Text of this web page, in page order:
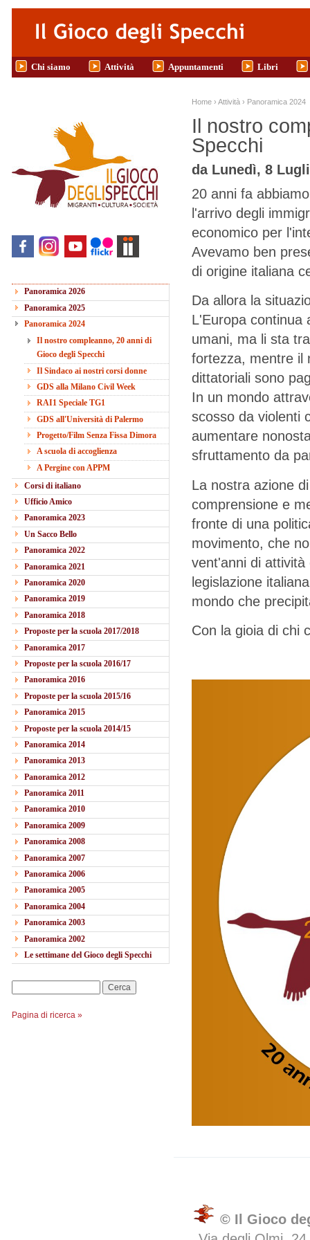
Salta al contenuto principale
Chi siamo Attività Appuntamenti Libri
Panoramica 2026
Panoramica 2025
Panoramica 2024
Il nostro compleanno, 20 anni di
Gioco degli Specchi
Il Sindaco ai nostri corsi donne
GDS alla Milano Civil Week
RAI1 Speciale TG1
GDS all'Università di Palermo
Progetto/Film Senza Fissa Dimora
A scuola di accoglienza
A Pergine con APPM
Corsi di italiano
Ufficio Amico
Panoramica 2023
Un Sacco Bello
Panoramica 2022
Panoramica 2021
Panoramica 2020
Panoramica 2019
Panoramica 2018
Proposte per la scuola 2017/2018
Panoramica 2017
Proposte per la scuola 2016/17
Panoramica 2016
Proposte per la scuola 2015/16
Panoramica 2015
Proposte per la scuola 2014/15
Panoramica 2014
Panoramica 2013
Panoramica 2012
Panoramica 2011
Panoramica 2010
Panoramica 2009
Panoramica 2008
Panoramica 2007
Panoramica 2006
Panoramica 2005
Panoramica 2004
Panoramica 2003
Panoramica 2002
Le settimane del Gioco degli Specchi
Pagina di ricerca »
Tu sei qui
Home › Attività › Panoramica 2024
Il nostro
Specchi
da Lunedì, 8
20 anni fa
l'arrivo degli
economico per
Avevamo ben
di origine italiana
Da allora la
L'Europa continua
umani, ma li sta
fortezza, mentre il
dittatoriali sono
In un mondo
scosso da violenti
aumentare
sfruttamento da
La nostra azione
comprensione e
fronte di una
movimento, che
vent'anni di
legislazione
mondo che
Con la gioia di chi
© Il Gioco